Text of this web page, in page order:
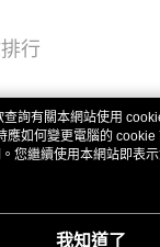
行
詢有關本網站使用
應如何變更電腦的 cookie
您繼續使用本網站即表
cookie。
我知道了